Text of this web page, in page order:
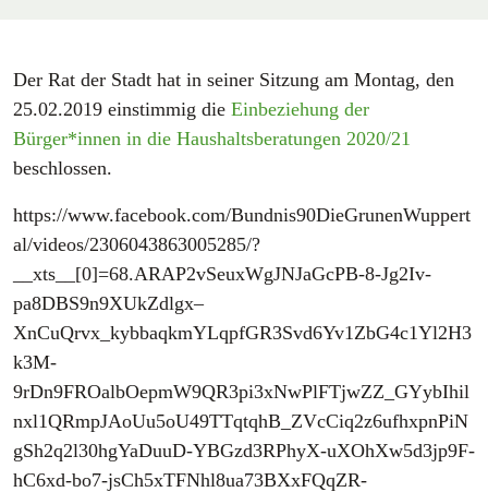
Der Rat der Stadt hat in seiner Sitzung am Montag, den
25.02.2019 einstimmig die Einbeziehung der
Bürger*innen in die Haushaltsberatungen 2020/21
beschlossen.
https://www.facebook.com/Bundnis90DieGrunenWuppert
al/videos/2306043863005285/?
__xts__[0]=68.ARAP2vSeuxWgJNJaGcPB-8-Jg2Iv-
pa8DBS9n9XUkZdlgx–
XnCuQrvx_kybbaqkmYLqpfGR3Svd6Yv1ZbG4c1Yl2H3
k3M-
9rDn9FROalbOepmW9QR3pi3xNwPlFTjwZZ_GYybIhil
nxl1QRmpJAoUu5oU49TTqtqhB_ZVcCiq2z6ufhxpnPiN
gSh2q2l30hgYaDuuD-YBGzd3RPhyX-uXOhXw5d3jp9F-
hC6xd-bo7-jsCh5xTFNhl8ua73BXxFQqZR-